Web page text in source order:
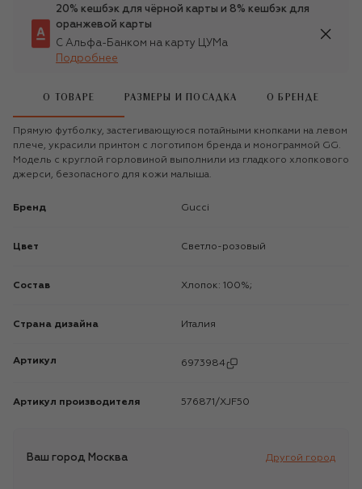
20% кешбэк для чёрной карты и 8% кешбэк для
оранжевой карты
С Альфа-Банком на карту ЦУМа
Подробнее
О ТОВАРЕ РАЗМЕРЫ И ПОСАДКА О БРЕНДЕ
Прямую футболку, застегивающуюся потайными кнопками на левом
плече, украсили принтом с логотипом бренда и монограммой GG.
Модель с круглой горловиной выполнили из гладкого хлопкового
джерси, безопасного для кожи малыша.
Бренд Gucci
Цвет Светло-розовый
Состав Хлопок: 100%;
Страна дизайна Италия
Артикул 6973984
Артикул производителя 576871/XJF50
Ваш город Москва Другой город